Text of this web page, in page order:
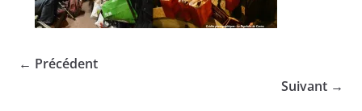
← Précédent
Suivant →